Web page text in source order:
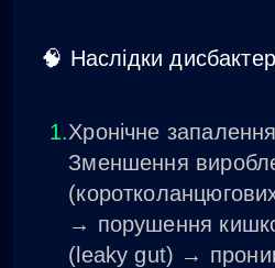
🧠 Наслідки
Хронічне запалення
Зменшення
→ порушення
(leaky gut) →